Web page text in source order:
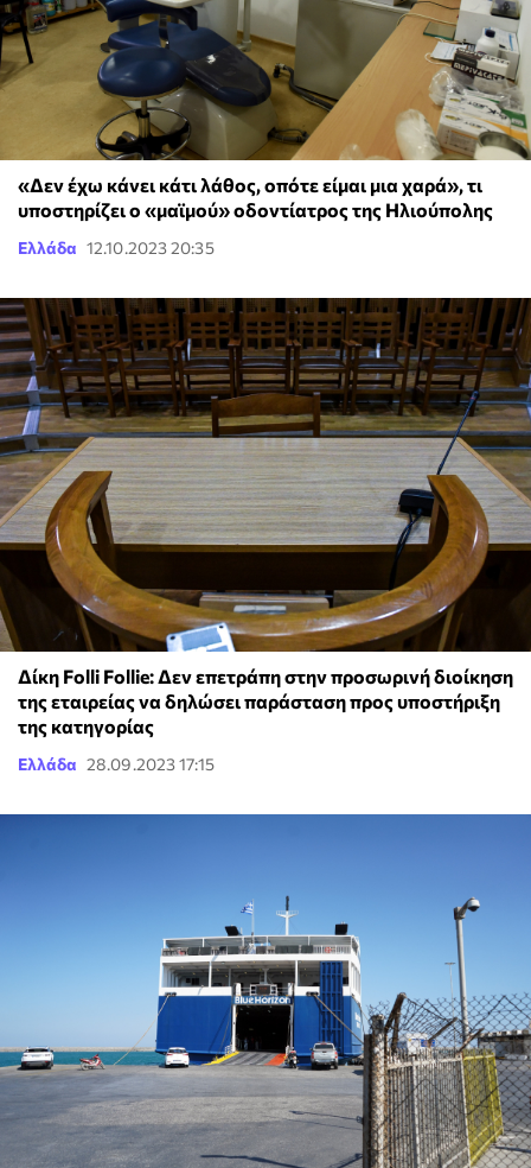
«Δεν έχω κάνει κάτι λάθος, οπότε είμαι μια χαρά», τι
υποστηρίζει ο «μαϊμού» οδοντίατρος της Ηλιούπολης
Ελλάδα 12.10.2023 20:35
Δίκη Folli Follie: Δεν επετράπη στην προσωρινή διοίκηση
της εταιρείας να δηλώσει παράσταση προς υποστήριξη
της κατηγορίας
Ελλάδα 28.09.2023 17:15